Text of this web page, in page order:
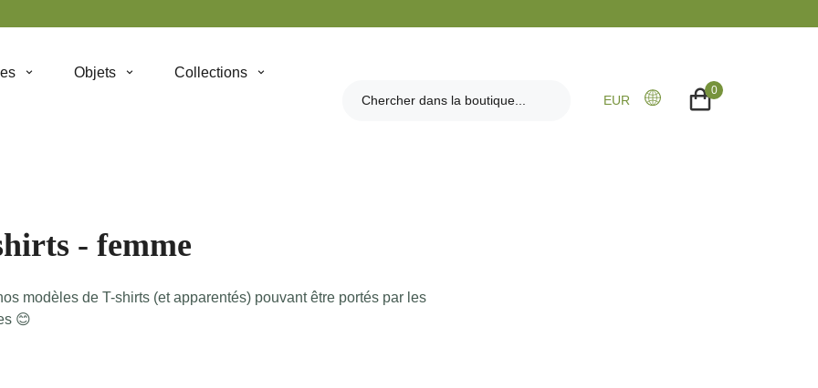
Objets Collections
EUR
0
- femme
modèles de T-shirts (et apparentés) pouvant être portés par les
😊